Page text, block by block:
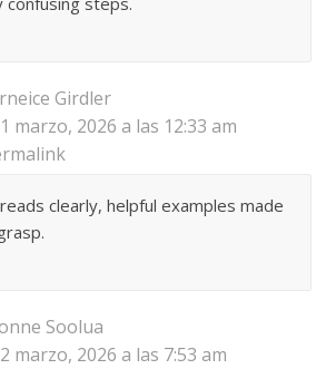
Girdler
marzo, 2026 a las 12:33 am
clearly, helpful examples made
Soolua
marzo, 2026 a las 7:53 am